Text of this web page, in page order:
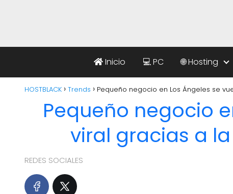
Inicio 💻 PC 🌐 Hosting
HOSTBLACK Trends Pequeño negocio en Los Ángeles se
Pequeño negocio
viral gracias a
REDES SOCIALES